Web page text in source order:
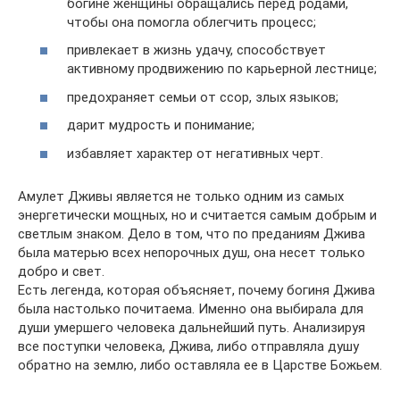
чтобы она помогла облегчить процесс;
привлекает в жизнь удачу, способствует
активному продвижению по карьерной лестнице;
предохраняет семьи от ссор, злых языков;
дарит мудрость и понимание;
избавляет характер от негативных черт.
Амулет Дживы является не только одним из самых
энергетически мощных, но и считается самым добрым и
светлым знаком. Дело в том, что по преданиям Джива
была матерью всех непорочных душ, она несет только
добро и свет.
Есть легенда, которая объясняет, почему богиня Джива
была настолько почитаема. Именно она выбирала для
души умершего человека дальнейший путь. Анализируя
все поступки человека, Джива, либо отправляла душу
обратно на землю, либо оставляла ее в Царстве Божьем.